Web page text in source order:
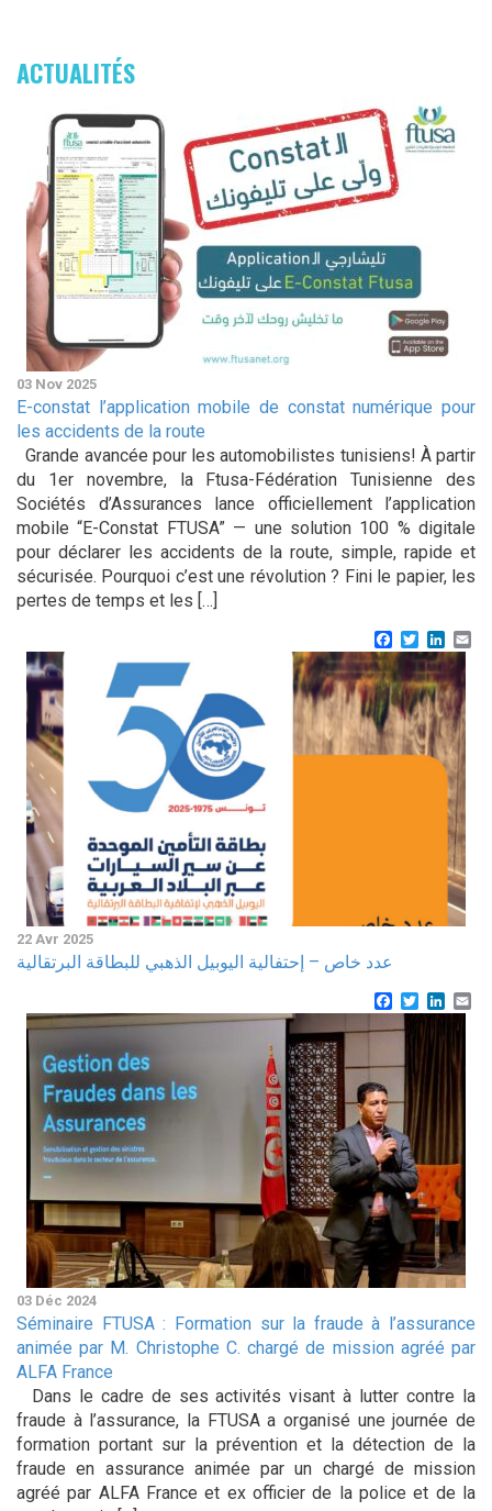
ACTUALITÉS
03 Nov 2025
E-constat l’application mobile de constat numérique pour
les accidents de la route
Grande avancée pour les automobilistes tunisiens! À partir
du 1er novembre, la Ftusa-Fédération Tunisienne des
Sociétés d’Assurances lance officiellement l’application
mobile “E-Constat FTUSA” — une solution 100 % digitale
pour déclarer les accidents de la route, simple, rapide et
sécurisée. Pourquoi c’est une révolution ? Fini le papier, les
pertes de temps et les […]
Facebook
Twitter
22 Avr 2025
عدد خاص – إحتفالية اليوبيل الذهبي للبطاقة البرتقالية
Facebook
Twitter
03 Déc 2024
Séminaire FTUSA : Formation sur la fraude à l’assurance
animée par M. Christophe C. chargé de mission agréé par
ALFA France
Dans le cadre de ses activités visant à lutter contre la
fraude à l’assurance, la FTUSA a organisé une journée de
formation portant sur la prévention et la détection de la
fraude en assurance animée par un chargé de mission
agréé par ALFA France et ex officier de la police et de la